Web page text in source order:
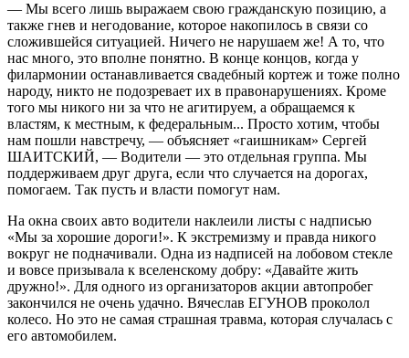
— Мы всего лишь выражаем свою гражданскую позицию, а
также гнев и негодование, которое накопилось в связи со
сложившейся ситуацией. Ничего не нарушаем же! А то, что
нас много, это вполне понятно. В конце концов, когда у
филармонии останавливается свадебный кортеж и тоже полно
народу, никто не подозревает их в правонарушениях. Кроме
того мы никого ни за что не агитируем, а обращаемся к
властям, к местным, к федеральным... Просто хотим, чтобы
нам пошли навстречу, — объясняет «гаишникам» Сергей
ШАИТСКИЙ, — Водители — это отдельная группа. Мы
поддерживаем друг друга, если что случается на дорогах,
помогаем. Так пусть и власти помогут нам.
На окна своих авто водители наклеили листы с надписью
«Мы за хорошие дороги!». К экстремизму и правда никого
вокруг не подначивали. Одна из надписей на лобовом стекле
и вовсе призывала к вселенскому добру: «Давайте жить
дружно!». Для одного из организаторов акции автопробег
закончился не очень удачно. Вячеслав ЕГУНОВ проколол
колесо. Но это не самая страшная травма, которая случалась с
его автомобилем.